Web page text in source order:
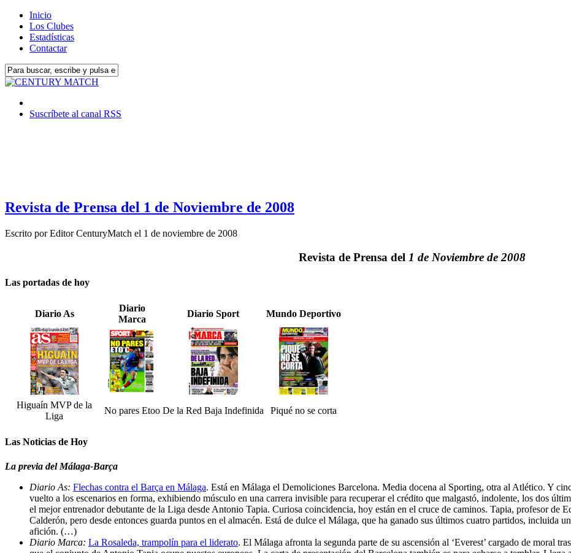
Inicio
Los Clubes
Estadísticas
Contactar
Suscríbete al canal RSS
Revista de Prensa del 1 de Noviembre de 2008
Escrito porEditor CenturyMatch el 1 de noviembre de 2008
Revista de Prensa del 1 de Noviembre de 2008
Las portadas de hoy
Diario As
Diario
Marca
Diario Sport Mundo Deportivo
Higuaín MVP de la
Liga
No pares Etoo De la Red Baja Indefinida Piqué no se corta
Las Noticias de Hoy
La previa del Málaga-Barça
Diario As: Flechas contra el Barça en Málaga. Está en Málaga el Demoliciones Barcelona. Media docena al Sporting, otra al Atlético. Y
vuelto a los escenarios en forma, exhibiendo músculo en una carrera invisible para recuperar el crédito que malgastó, indolente, los dos
el mejor entrenador debutante de la Liga desde Antonio Tapia. Curiosa coincidencia, hoy están en el cruce de caminos. Tapia, profesor de
Calderón, pero desde entonces guarda puntos en el almacén. Está de dulce el Málaga, que ha ganado sus últimos cuatro partidos, incluida
afición. (…)
Diario Marca: La Rosaleda, trampolín para el liderato. El Málaga afronta la segunda parte de su ascensión al ‘Everest’ cargado de moral